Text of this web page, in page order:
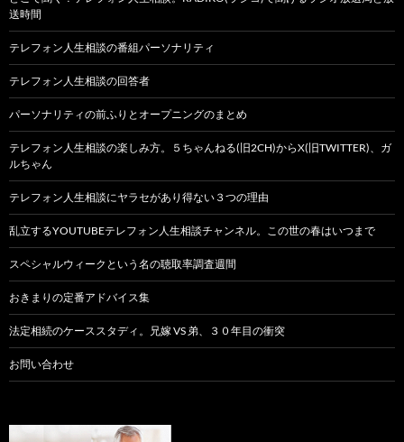
送時間
テレフォン人生相談の番組パーソナリティ
テレフォン人生相談の回答者
パーソナリティの前ふりとオープニングのまとめ
テレフォン人生相談の楽しみ方。５ちゃんねる(旧2CH)からX(旧TWITTER)、ガ
ルちゃん
テレフォン人生相談にヤラセがあり得ない３つの理由
乱立するYOUTUBEテレフォン人生相談チャンネル。この世の春はいつまで
スペシャルウィークという名の聴取率調査週間
おきまりの定番アドバイス集
法定相続のケーススタディ。兄嫁 VS 弟、３０年目の衝突
お問い合わせ